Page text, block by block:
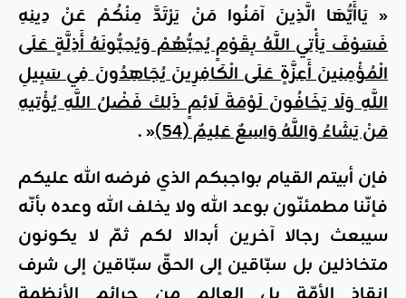
«يَاأَيُّهَا الَّذِينَ آمَنُوا مَنْ يَرْتَدَّ مِنْكُمْ عَنْ دِينِهِ
فَسَوْفَ يَأْتِي اللَّهُ بِقَوْمٍ يُحِبُّهُمْ وَيُحِبُّونَهُ أَذِلَّةٍ عَلَى
الْمُؤْمِنِينَ أَعِزَّةٍ عَلَى الْكَافِرِينَ يُجَاهِدُونَ فِي سَبِيلِ
اللَّهِ وَلَا يَخَافُونَ لَوْمَةَ لَائِمٍ ذَلِكَ فَضْلُ اللَّهِ يُؤْتِيهِ
مَنْ يَشَاءُ وَاللَّهُ وَاسِعٌ عَلِيمٌ (54)
« .
فإن أبيتم القيام بواجبكم الذي فرضه الله عليكم
فإنّنا مطمئنّون بوعد الله ولا يخلف الله وعده بأنّه
سيبعث رجالا آخرين أبدالا لكم ثمّ لا يكونون
متخاذلين بل سبّاقين إلى الحقّ سبّاقين إلى شرف